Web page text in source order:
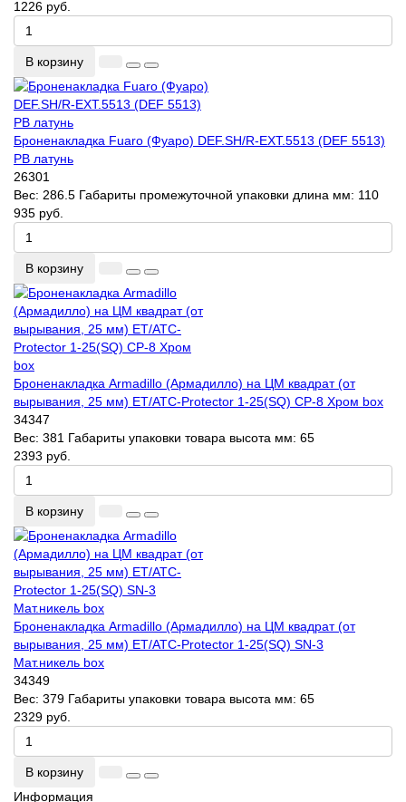
1226 руб.
В корзину
Броненакладка Fuaro (Фуаро) DEF.SH/R-EXT.5513 (DEF 5513)
PB латунь
26301
Вес: 286.5 Габариты промежуточной упаковки длина мм: 110
935 руб.
В корзину
Броненакладка Armadillo (Армадилло) на ЦМ квадрат (от
вырывания, 25 мм) ET/ATC-Protector 1-25(SQ) CP-8 Хром box
34347
Вес: 381 Габариты упаковки товара высота мм: 65
2393 руб.
В корзину
Броненакладка Armadillo (Армадилло) на ЦМ квадрат (от
вырывания, 25 мм) ET/ATC-Protector 1-25(SQ) SN-3
Мат.никель box
34349
Вес: 379 Габариты упаковки товара высота мм: 65
2329 руб.
В корзину
Информация